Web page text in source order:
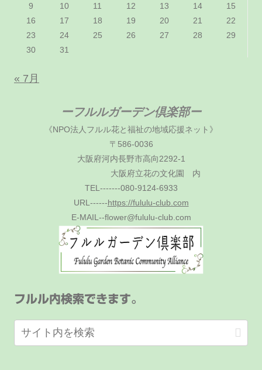
9
10 11 12 13 14
15
16
17 18 19 20 21
22
23
24 25 26 27 28
29
30
31
« 7月
ーフルルガーデン倶楽部ー
《NPO法人フルル花と福祉の地域応援ネット》
〒586-0036
大阪府河内長野市高向2292-1
大阪府立花の文化園 内
TEL-------080-9124-6933
URL------https://fululu-club.com
E-MAIL--flower@fululu-club.com
フルル内検索できます。